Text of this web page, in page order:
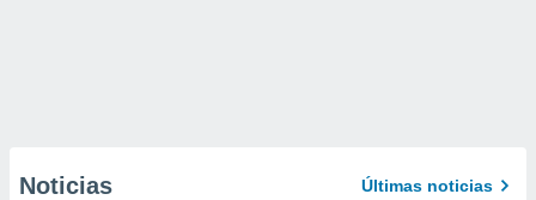
Noticias Últimas noticias